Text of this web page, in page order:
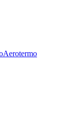
Aerotermo